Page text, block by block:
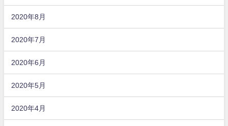
2020年8月
2020年7月
2020年6月
2020年5月
2020年4月